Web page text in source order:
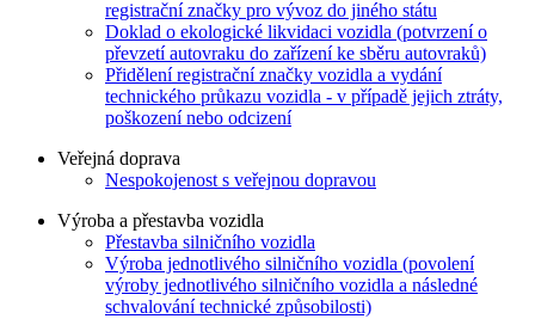
registrační značky pro vývoz do jiného státu
Doklad o ekologické likvidaci vozidla (potvrzení o
převzetí autovraku do zařízení ke sběru autovraků)
Přidělení registrační značky vozidla a vydání
technického průkazu vozidla - v případě jejich ztráty,
poškození nebo odcizení
Veřejná doprava
Nespokojenost s veřejnou dopravou
Výroba a přestavba vozidla
Přestavba silničního vozidla
Výroba jednotlivého silničního vozidla (povolení
výroby jednotlivého silničního vozidla a následné
schvalování technické způsobilosti)